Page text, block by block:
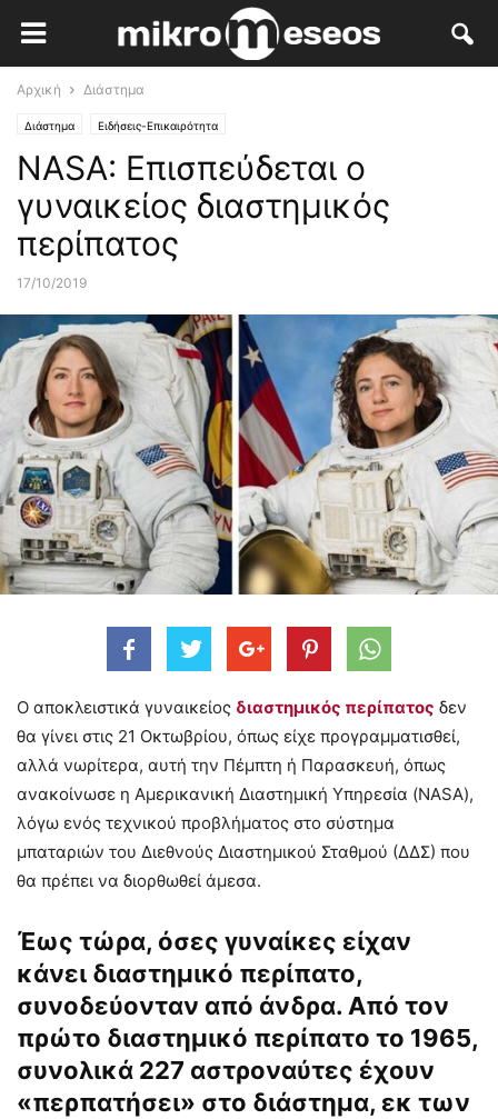
Αρχική Διάστημα
Διάστημα Ειδήσεις-Επικαιρότητα
NASA: Επισπεύδεται ο
γυναικείος διαστημικός
περίπατος
17/10/2019
Ο αποκλειστικά γυναικείος διαστημικός περίπατος δεν
θα γίνει στις 21 Οκτωβρίου, όπως είχε προγραμματισθεί,
αλλά νωρίτερα, αυτή την Πέμπτη ή Παρασκευή, όπως
ανακοίνωσε η Αμερικανική Διαστημική Υπηρεσία (NASA),
λόγω ενός τεχνικού προβλήματος στο σύστημα
μπαταριών του Διεθνούς Διαστημικού Σταθμού (ΔΔΣ) που
θα πρέπει να διορθωθεί άμεσα.
Έως τώρα, όσες γυναίκες είχαν
κάνει διαστημικό περίπατο,
συνοδεύονταν από άνδρα. Από τον
πρώτο διαστημικό περίπατο το 1965,
συνολικά 227 αστροναύτες έχουν
«περπατήσει» στο διάστημα, εκ των